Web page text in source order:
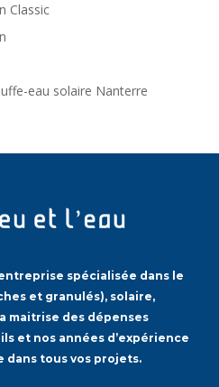
Classic
eau solaire Nanterre
spécialisée dans le
et granulés), solaire,
maitrise des dépenses
et nos années d’expérience
dans tous vos projets.